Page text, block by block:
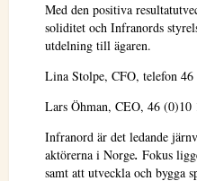
Med den positiva
soliditet och Infranords
utdelning till ägaren.
Lina Stolpe, CFO, telefon
Lars Öhman, CEO, 46 (0)10
Infranord är det ledande
aktörerna i Norge. Fokus
samt att utveckla och bygga